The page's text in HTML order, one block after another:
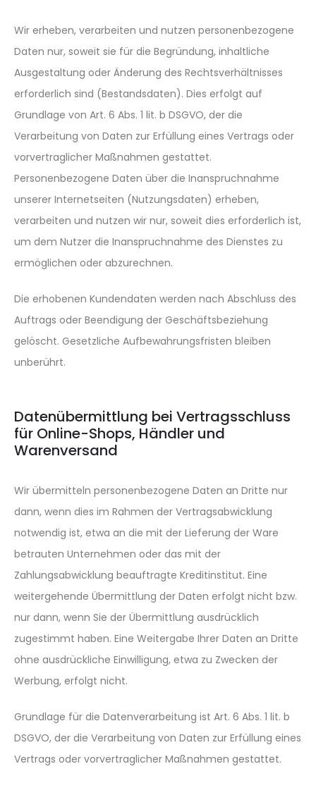
Wir erheben, verarbeiten und nutzen personenbezogene
Daten nur, soweit sie für die Begründung, inhaltliche
Ausgestaltung oder Änderung des Rechtsverhältnisses
erforderlich sind (Bestandsdaten). Dies erfolgt auf
Grundlage von Art. 6 Abs. 1 lit. b DSGVO, der die
Verarbeitung von Daten zur Erfüllung eines Vertrags oder
vorvertraglicher Maßnahmen gestattet.
Personenbezogene Daten über die Inanspruchnahme
unserer Internetseiten (Nutzungsdaten) erheben,
verarbeiten und nutzen wir nur, soweit dies erforderlich ist,
um dem Nutzer die Inanspruchnahme des Dienstes zu
ermöglichen oder abzurechnen.
Die erhobenen Kundendaten werden nach Abschluss des
Auftrags oder Beendigung der Geschäftsbeziehung
gelöscht. Gesetzliche Aufbewahrungsfristen bleiben
unberührt.
Datenübermittlung bei Vertragsschluss
für Online-Shops, Händler und
Warenversand
Wir übermitteln personenbezogene Daten an Dritte nur
dann, wenn dies im Rahmen der Vertragsabwicklung
notwendig ist, etwa an die mit der Lieferung der Ware
betrauten Unternehmen oder das mit der
Zahlungsabwicklung beauftragte Kreditinstitut. Eine
weitergehende Übermittlung der Daten erfolgt nicht bzw.
nur dann, wenn Sie der Übermittlung ausdrücklich
zugestimmt haben. Eine Weitergabe Ihrer Daten an Dritte
ohne ausdrückliche Einwilligung, etwa zu Zwecken der
Werbung, erfolgt nicht.
Grundlage für die Datenverarbeitung ist Art. 6 Abs. 1 lit. b
DSGVO, der die Verarbeitung von Daten zur Erfüllung eines
Vertrags oder vorvertraglicher Maßnahmen gestattet.